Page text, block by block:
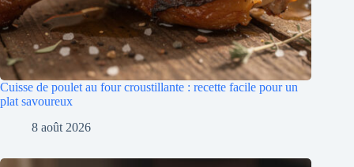
Cuisse de poulet au four croustillante : recette facile pour un
plat savoureux
8 août 2026